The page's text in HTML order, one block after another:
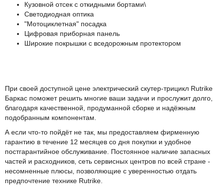
Кузовной отсек с откидными бортами\
Светодиодная оптика
"Мотоциклетная" посадка
Цифровая приборная панель
Широкие покрышки с вседорожным протектором
При своей доступной цене электрический скутер-трицикл Rutrike
Баркас поможет решить многие ваши задачи и прослужит долго,
благодаря качественной, продуманной сборке и надёжным
подобранным компонентам.
А если что-то пойдёт не так, мы предоставляем фирменную
гарантию в течение 12 месяцев со дня покупки и удобное
постгарантийное обслуживание. Постоянное наличие запасных
частей и расходников, сеть сервисных центров по всей стране -
несомненные плюсы, позволяющие с уверенностью отдать
предпочтение технике Rutrike.